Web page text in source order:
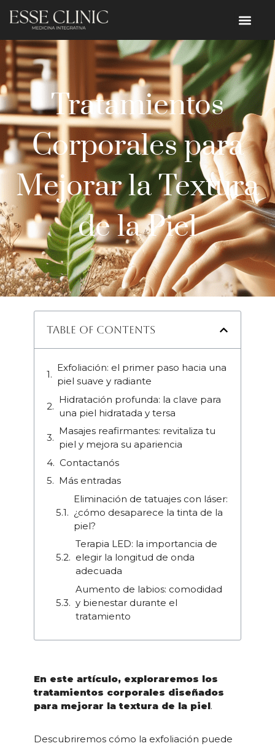
Tratamientos
Corporales para
Mejorar la Textura
de la Piel
Table of Contents
Exfoliación: el primer paso hacia una
piel suave y radiante
Hidratación profunda: la clave para
una piel hidratada y tersa
Masajes reafirmantes: revitaliza tu
piel y mejora su apariencia
Contactanós
Más entradas
Eliminación de tatuajes con láser:
¿cómo desaparece la tinta de la
piel?
Terapia LED: la importancia de
elegir la longitud de onda
adecuada
Aumento de labios: comodidad
y bienestar durante el
tratamiento
En este artículo, exploraremos los
tratamientos corporales diseñados
para mejorar la textura de la piel.
Descubriremos cómo la exfoliación puede